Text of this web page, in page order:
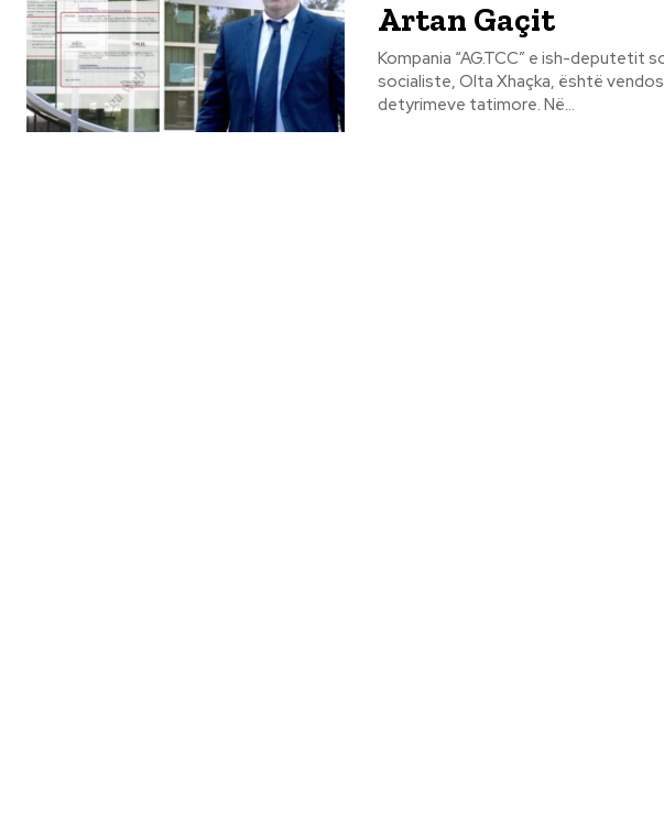
Artan Gaçit
Kompania “AG.TCC” e ish-deputetit
socialiste, Olta Xhaçka, është
detyrimeve tatimore. Në...